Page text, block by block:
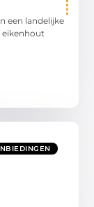
een landelijke